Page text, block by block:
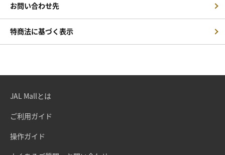
お問い合わせ先
特商法に基づく表示
JAL Mallとは
ご利用ガイド
操作ガイド